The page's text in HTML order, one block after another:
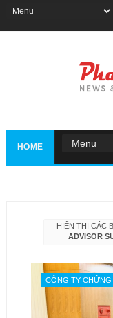
HOME
HIỂN THỊ CÁC
ADVISOR
CÔNG TY CHỨNG